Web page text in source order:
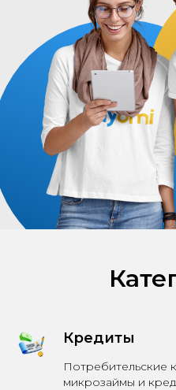
Кредиты
Потребительские
микрозаймы и